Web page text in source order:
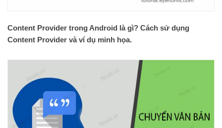
Content Provider trong Android là gì? Cách sử dụng
Content Provider và ví dụ minh họa.